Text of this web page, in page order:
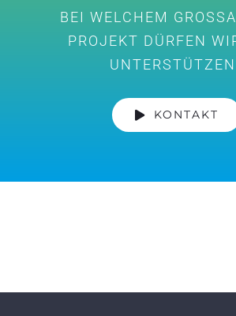
BEI WELCHEM
PROJEKT DÜRFEN
KONTAKT